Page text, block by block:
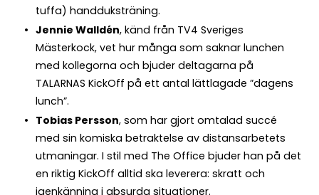
tuffa) handduksträning.
Jennie Walldén, känd från TV4 Sveriges
Mästerkock, vet hur många som saknar lunchen
med kollegorna och bjuder deltagarna på
TALARNAS KickOff på ett antal lättlagade ”dagens
lunch”.
Tobias Persson, som har gjort omtalad succé
med sin komiska betraktelse av distansarbetets
utmaningar. I stil med The Office bjuder han på det
en riktig KickOff alltid ska leverera: skratt och
igenkänning i absurda situationer.